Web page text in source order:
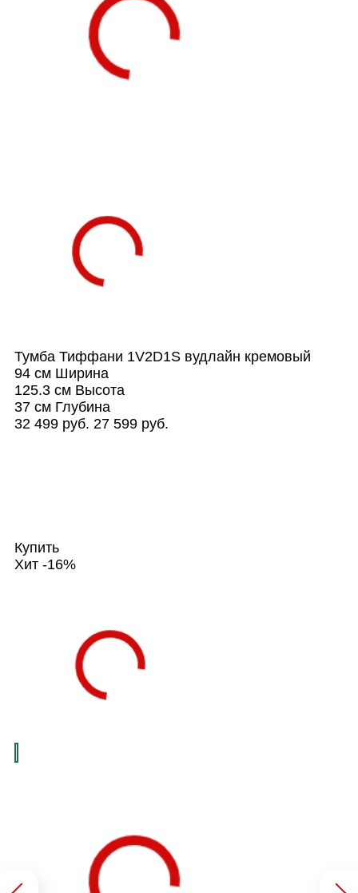
Тумба Тиффани 1V2D1S вудлайн кремовый
94 смШирина
125.3 смВысота
37 смГлубина
32 499 руб. 27 599 руб.
Купить
Хит -16%